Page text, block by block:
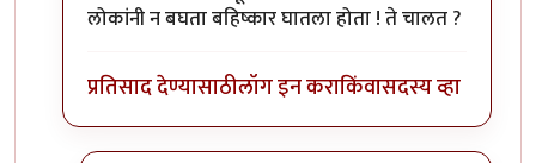
लोकांनी न बघता बहिष्कार घातला होता ! ते चालत ?
प्रतिसाद देण्यासाठीलॉग इन कराकिंवासदस्य व्हा